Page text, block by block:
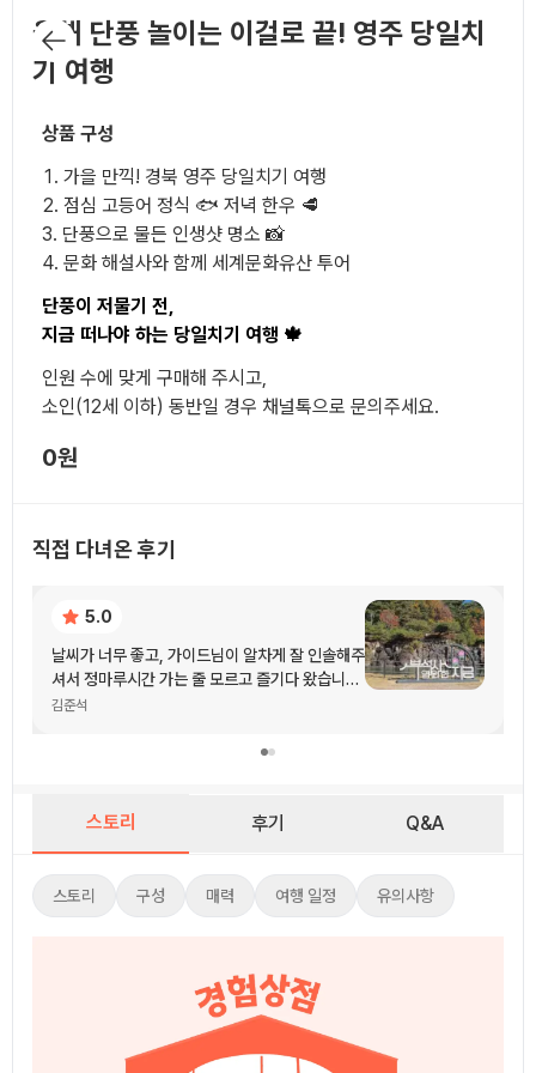
올해 단풍 놀이는 이걸로 끝! 영주 당일치
기 여행
스토리 후기
Q&A
스토리 구성 매력 여행 일정 유의사항
직접 다녀온 후기
5.0
날씨가 너무 좋고, 가이드님이 알차게 잘 인솔해주
셔서 정마루시간 가는 줄 모르고 즐기다 왔습니다
👍👍
김준석
상품 구성
가을 만끽! 경북 영주 당일치기 여행
점심 고등어 정식 🐟 저녁 한우 🥩
단풍으로 물든 인생샷 명소 📸
문화 해설사와 함께 세계문화유산 투어
단풍이 저물기 전,
지금 떠나야 하는 당일치기 여행 🍁
인원 수에 맞게 구매해 주시고,
소인(12세 이하) 동반일 경우 채널톡으로 문의주세요.
0원